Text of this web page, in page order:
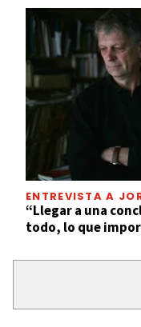
ENTREVISTA A
“Llegar a una
todo, lo que